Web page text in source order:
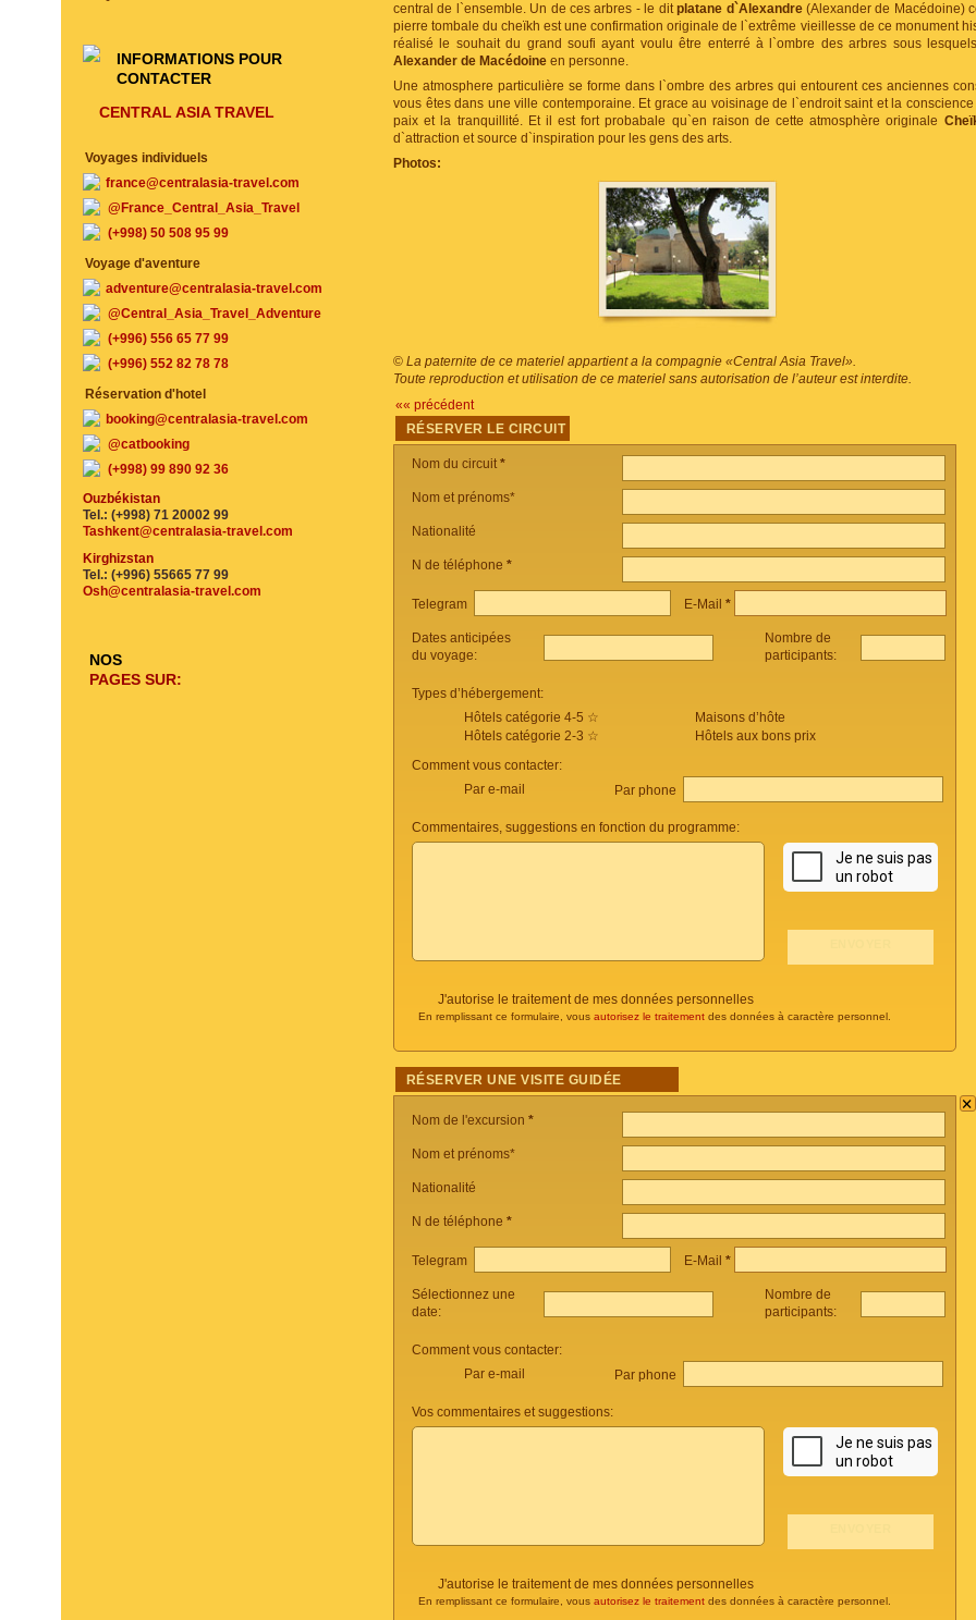
central de l`ensemble. Un de ces arbres - le ditplatane d`Alexandre(Alexander de Macédoine)
pierre tombale du cheïkh est une confirmation originale de l`extrême vieillesse de ce monument
réalisé le souhait du grand soufi ayant voulu être enterré à l`ombre des arbres sous
Alexander de Macédoine en personne.
Une atmosphere particulière se forme dans l`ombre des arbres qui entourent ces anciennes
vous êtes dans une ville contemporaine. Et grace au voisinage de l`endroit saint et la
paix et la tranquillité. Et il est fort probabale qu`en raison de cette atmosphère originale
d`attraction et source d`inspiration pour les gens des arts.
Photos:
© La paternite de ce materiel appartient a la compagnie «Central Asia Travel».
Toute reproduction et utilisation de ce materiel sans autorisation de l’auteur est interdite.
«« précédent
RÉSERVER LE CIRCUIT
Nom du circuit*
Nom et prénoms*
Nationalité
N de téléphone *
Telegram E-Mail *
Dates anticipées
du voyage:
Nombre de
participants:
Types d’hébergement:
Hôtels catégorie 4-5 ☆
Hôtels catégorie 2-3 ☆
Maisons d’hôte
Hôtels aux bons prix
Comment vous contacter:
Par e-mail
Par phone
Commentaires, suggestions en fonction du programme:
J'autorise le traitement de mes données personnelles
En remplissant ce formulaire, vous autorisez le traitement des données à caractère personnel.
RÉSERVER UNE VISITE GUIDÉE
×
Nom de l'excursion *
Nom et prénoms*
Nationalité
N de téléphone *
Telegram E-Mail *
Sélectionnez une
date:
Nombre de
participants:
Comment vous contacter:
Par e-mail
Par phone
Vos commentaires et suggestions:
J'autorise le traitement de mes données personnelles
En remplissant ce formulaire, vous autorisez le traitement des données à caractère personnel.
INFORMATIONS POUR
CONTACTER
CENTRAL ASIA TRAVEL
Voyages individuels
france@centralasia-travel.com
@France_Central_Asia_Travel
(+998) 50 508 95 99
Voyage d'aventure
adventure@centralasia-travel.com
@Central_Asia_Travel_Adventure
(+996) 556 65 77 99
(+996) 552 82 78 78
Réservation d'hotel
booking@centralasia-travel.com
@catbooking
(+998) 99 890 92 36
Ouzbékistan
Tel.: (+998) 71 20002 99
Tashkent@centralasia-travel.com
Kirghizstan
Tel.: (+996) 55665 77 99
Osh@centralasia-travel.com
NOS
PAGES SUR: